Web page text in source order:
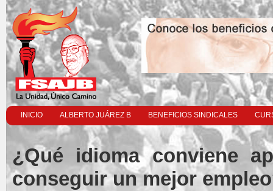
INICIO ALBERTO JUÁREZ B BENEFICIOS SINDICALES
¿Qué idioma conviene
conseguir un mejor